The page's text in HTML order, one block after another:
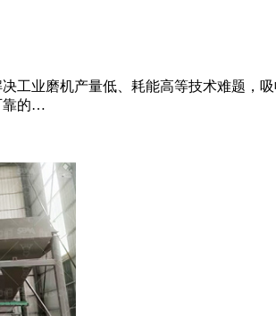
工业磨机产量低、耗能高等技术难题，
靠的…